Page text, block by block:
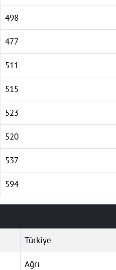
498
477
511
515
523
520
537
594
Türkiye
Ağrı